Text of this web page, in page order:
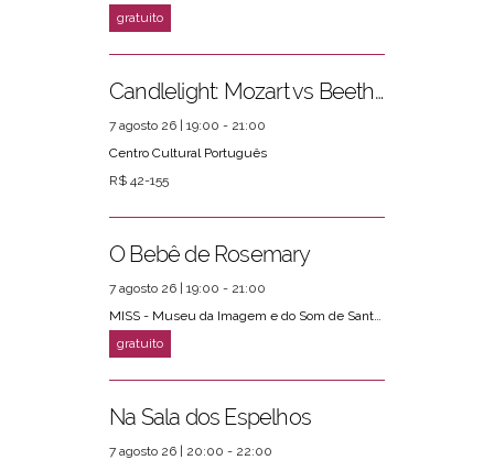
Candlelight: Mozart vs Beethoven
7 agosto 26 | 19:00 - 21:00
Centro Cultural Português
R$ 42-155
O Bebê de Rosemary
7 agosto 26 | 19:00 - 21:00
MISS - Museu da Imagem e do Som de Santos
Na Sala dos Espelhos
7 agosto 26 | 20:00 - 22:00